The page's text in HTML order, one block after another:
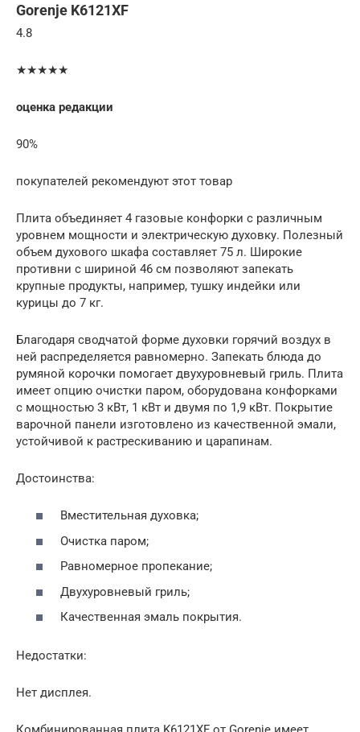
Gorenje K6121XF
4.8
★★★★★
оценка редакции
90%
покупателей рекомендуют этот товар
Плита объединяет 4 газовые конфорки с различным
уровнем мощности и электрическую духовку. Полезный
объем духового шкафа составляет 75 л. Широкие
противни с шириной 46 см позволяют запекать
крупные продукты, например, тушку индейки или
курицы до 7 кг.
Благодаря сводчатой форме духовки горячий воздух в
ней распределяется равномерно. Запекать блюда до
румяной корочки помогает двухуровневый гриль. Плита
имеет опцию очистки паром, оборудована конфорками
с мощностью 3 кВт, 1 кВт и двумя по 1,9 кВт. Покрытие
варочной панели изготовлено из качественной эмали,
устойчивой к растрескиванию и царапинам.
Достоинства:
Вместительная духовка;
Очистка паром;
Равномерное пропекание;
Двухуровневый гриль;
Качественная эмаль покрытия.
Недостатки:
Нет дисплея.